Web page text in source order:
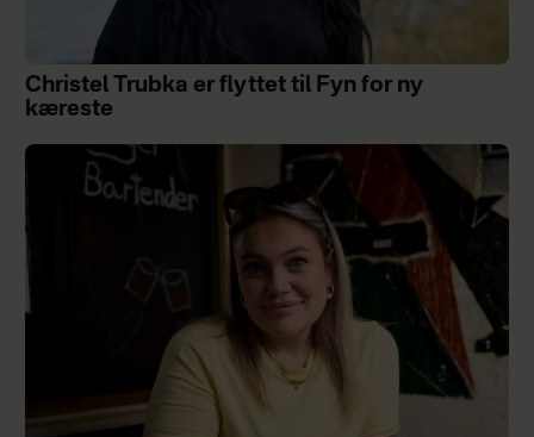
Christel Trubka er flyttet til Fyn for ny
kæreste